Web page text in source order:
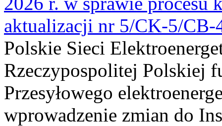
aktualizacji nr 5/CK-5/CB-
Polskie Sieci
Rzeczypospolitej Polskiej
Przesyłowego
wprowadzenie zmian do